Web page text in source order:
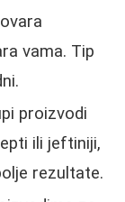
vama. Tip
proizvodi
ili jeftiniji,
rezultate.